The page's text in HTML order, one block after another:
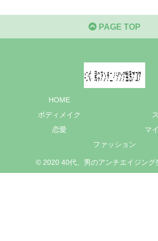
PAGE TOP
HOME
ボディメイク
恋愛
マ
ファッション
© 2020 40代、男のアンチエイジング